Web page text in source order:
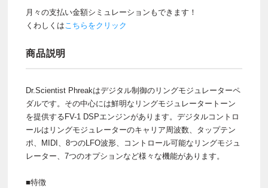
月々の支払い金額シミュレーションもできます！
くわしくはこちらをクリック
商品説明
Dr.Scientist Phreakはデジタル制御のリングモジュレーターペ
ダルです。その中心には鮮明なリングモジュレータートーン
を提供するFV-1 DSPエンジンがあります。デジタルコントロ
ールはリングモジュレーターのキャリア周波数、タップテン
ポ、MIDI、8つのLFO波形、コントロール可能なリングモジュ
レーター、7つのオプションなど様々な機能があります。
■特徴